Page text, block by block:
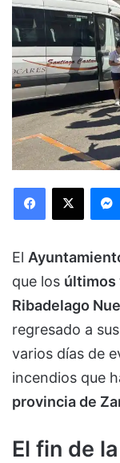
Facebook
X
El
que los últimos
Ribadelago
regresado a
varios días de
incendios que
provincia de
El fin de